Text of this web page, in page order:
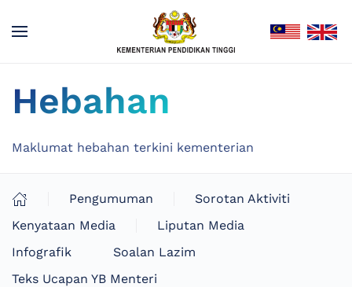
Hebahan
Maklumat hebahan terkini kementerian
Pengumuman
Sorotan Aktiviti
Kenyataan Media
Liputan Media
Infografik
Soalan Lazim
Teks Ucapan YB Menteri